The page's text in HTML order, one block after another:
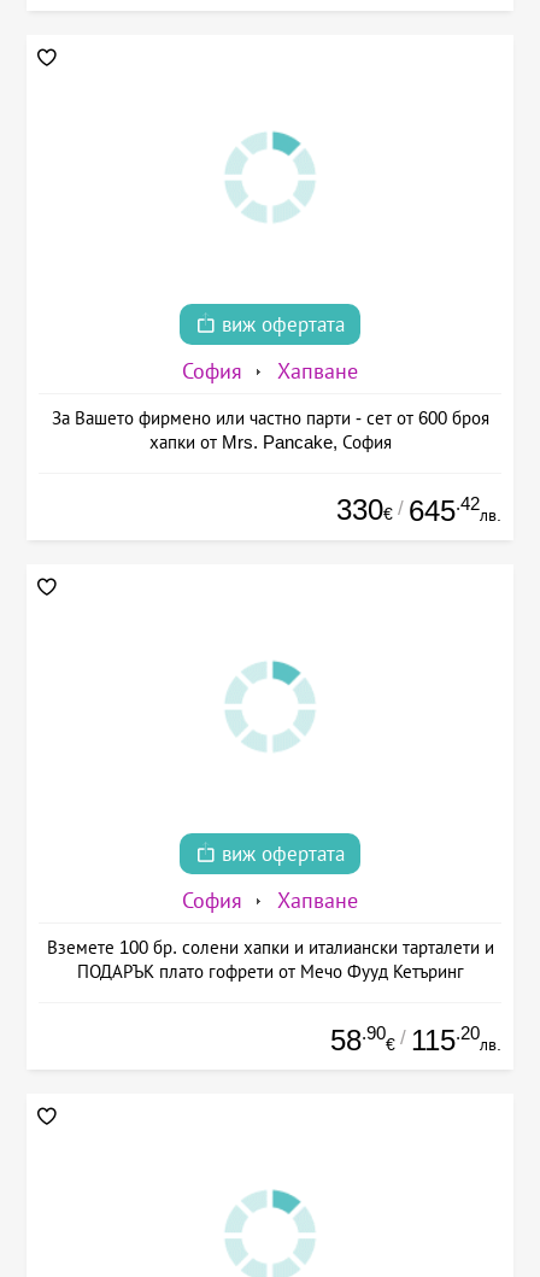
виж офертата
София Хапване
За Вашето фирмено или частно парти - сет от 600 броя
хапки от Mrs. Pancake, София
330€ / 645.42
лв.
виж офертата
София Хапване
Вземете 100 бр. солени хапки и италиански тарталети и
ПОДАРЪК плато гофрети от Мечо Фууд Кетъринг
58.90
€ / 115.20
лв.